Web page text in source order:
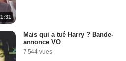
1:31
Mais qui a tué Harry ? Bande-
annonce VO
7 544 vues